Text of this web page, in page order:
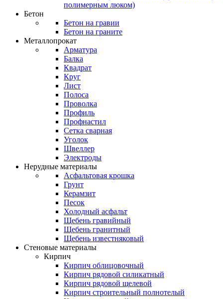
полимерным люком)
Бетон
Бетон на гравии
Бетон на граните
Металлопрокат
Арматура
Балка
Квадрат
Круг
Лист
Полоса
Проволка
Профиль
Профнастил
Сетка сварная
Уголок
Швеллер
Электроды
Нерудные материалы
Асфальтовая крошка
Грунт
Керамзит
Песок
Холодный асфальт
Щебень гравийный
Щебень гранитный
Щебень известняковый
Стеновые материалы
Кирпич
Кирпич облицовочный
Кирпич рядовой силикатный
Кирпич рядовой щелевой
Кирпич строительный полнотелый